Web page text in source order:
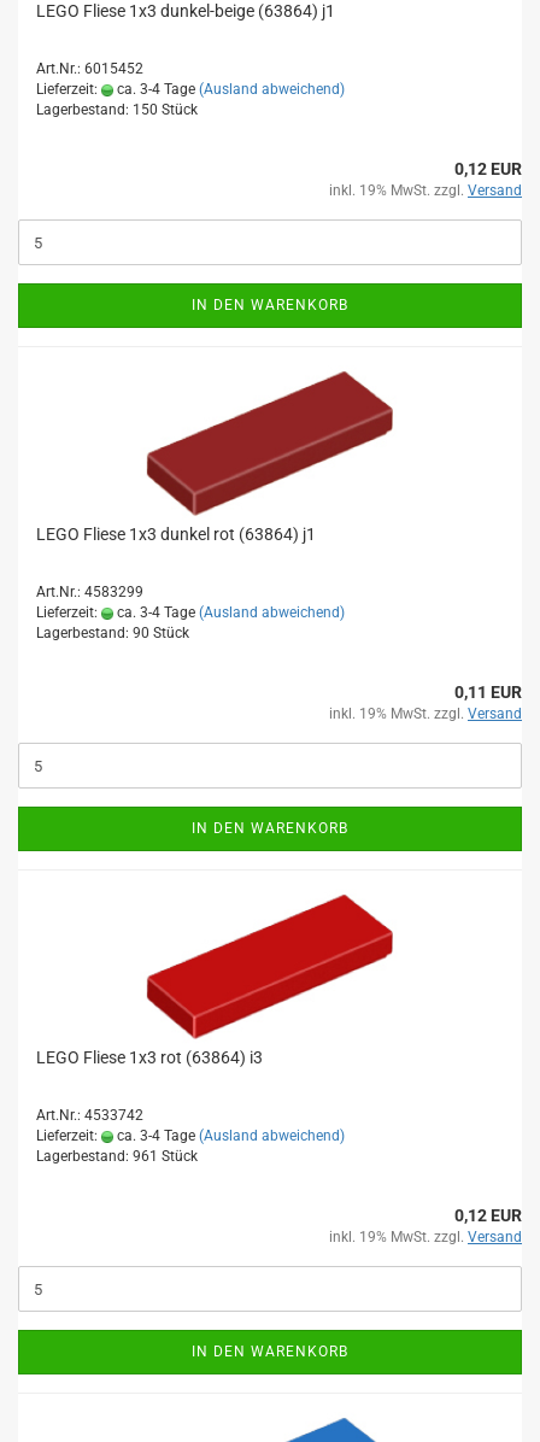
LEGO Fliese 1x3 dunkel-beige (63864) j1
Art.Nr.: 6015452
Lieferzeit:
ca. 3-4 Tage (Ausland abweichend)
Lagerbestand: 150 Stück
0,12 EUR
inkl. 19% MwSt. zzgl. Versand
IN DEN WARENKORB
LEGO Fliese 1x3 dunkel rot (63864) j1
Art.Nr.: 4583299
Lieferzeit:
ca. 3-4 Tage (Ausland abweichend)
Lagerbestand: 90 Stück
0,11 EUR
inkl. 19% MwSt. zzgl. Versand
IN DEN WARENKORB
LEGO Fliese 1x3 rot (63864) i3
Art.Nr.: 4533742
Lieferzeit:
ca. 3-4 Tage (Ausland abweichend)
Lagerbestand: 961 Stück
0,12 EUR
inkl. 19% MwSt. zzgl. Versand
IN DEN WARENKORB